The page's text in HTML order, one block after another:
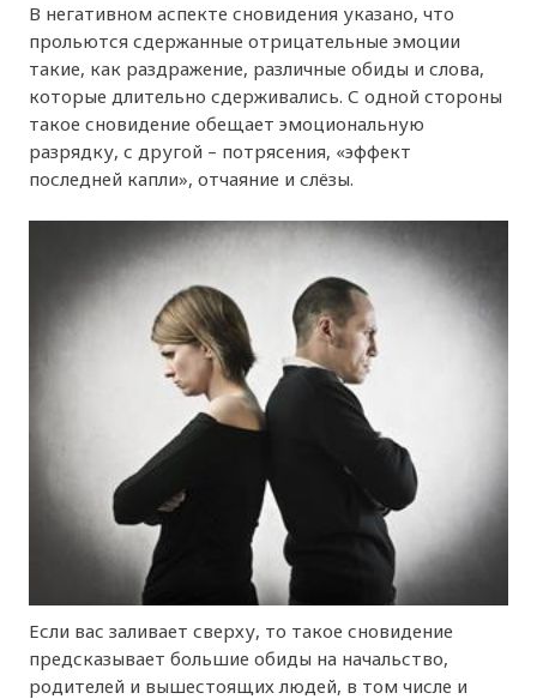
В негативном аспекте сновидения указано, что
прольются сдержанные отрицательные эмоции
такие, как раздражение, различные обиды и слова,
которые длительно сдерживались. С одной стороны
такое сновидение обещает эмоциональную
разрядку, с другой – потрясения, «эффект
последней капли», отчаяние и слёзы.
Если вас заливает сверху, то такое сновидение
предсказывает большие обиды на начальство,
родителей и вышестоящих людей, в том числе и